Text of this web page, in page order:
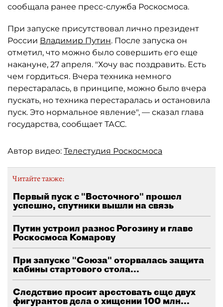
сообщала ранее пресс-служба Роскосмоса.
При запуске присутствовал лично президент
России Владимир Путин. После запуска он
отметил, что можно было совершить его еще
накануне, 27 апреля. "Хочу вас поздравить. Есть
чем гордиться. Вчера техника немного
перестаралась, в принципе, можно было вчера
пускать, но техника перестаралась и остановила
пуск. Это нормальное явление", — сказал глава
государства, сообщает ТАСС.
Автор видео: Телестудия Роскосмоса
Читайте также:
Первый пуск с "Восточного" прошел
успешно, спутники вышли на связь
Путин устроил разнос Рогозину и главе
Роскосмоса Комарову
При запуске "Союза" оторвалась защита
кабины стартового стола...
Следствие просит арестовать еще двух
фигурантов дела о хищении 100 млн...